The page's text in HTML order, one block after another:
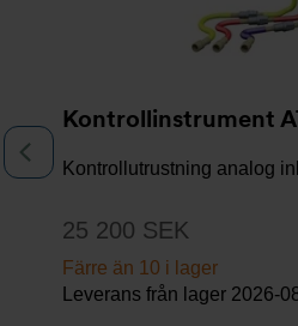
Kontrollinstrument
Kontrollutrustning analog
25 200 SEK
Färre än 10 i lager
Leverans från lager 2026-